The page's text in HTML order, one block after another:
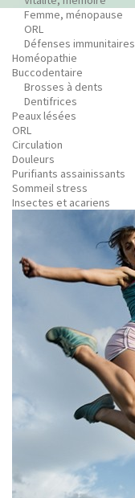
Femme, ménopause
ORL
Défenses immunitaires
Homéopathie
Buccodentaire
Brosses à dents
Dentifrices
Peaux lésées
ORL
Circulation
Douleurs
Purifiants assainissants
Sommeil stress
Insectes et acariens